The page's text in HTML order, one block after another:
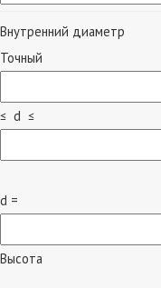
Внутренний диаметр
Точный
≤ d ≤
d =
Высота